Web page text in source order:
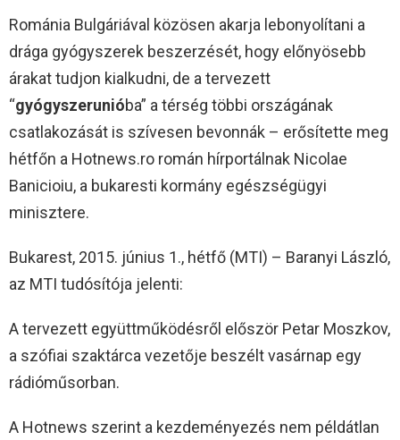
Románia Bulgáriával közösen akarja lebonyolítani a
drága gyógyszerek beszerzését, hogy előnyösebb
árakat tudjon kialkudni, de a tervezett
“gyógyszerunióba” a térség többi országának
csatlakozását is szívesen bevonnák – erősítette meg
hétfőn a Hotnews.ro román hírportálnak Nicolae
Banicioiu, a bukaresti kormány egészségügyi
minisztere.
Bukarest, 2015. június 1., hétfő (MTI) – Baranyi László,
az MTI tudósítója jelenti:
A tervezett együttműködésről először Petar Moszkov,
a szófiai szaktárca vezetője beszélt vasárnap egy
rádióműsorban.
A Hotnews szerint a kezdeményezés nem példátlan